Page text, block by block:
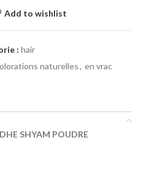
Add to wishlist
: hair
naturelles, en vrac
SHYAM POUDRE